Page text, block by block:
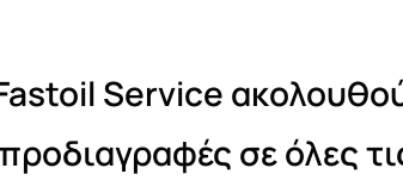
Service
προδιαγραφές σε όλες